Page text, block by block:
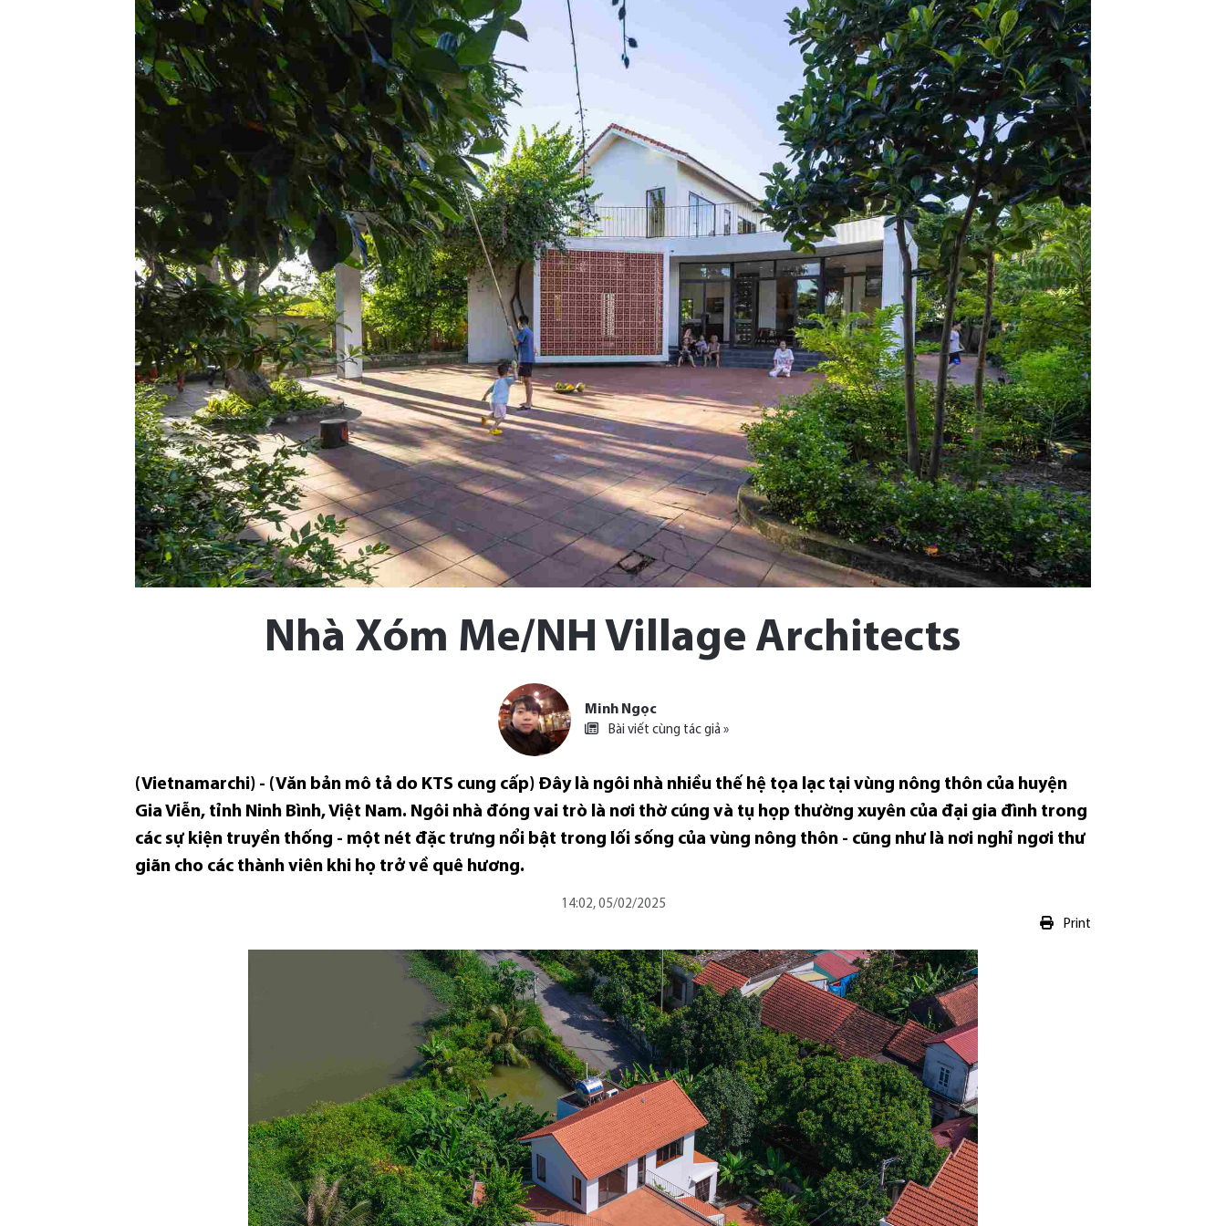
Nhà Xóm Me/NH Village Architects
Minh Ngọc
Bài viết cùng tác giả »
(Vietnamarchi) - (Văn bản mô tả do KTS cung cấp) Đây là ngôi nhà nhiều thế hệ tọa lạc tại vùng nông thôn của huyện
Gia Viễn, tỉnh Ninh Bình, Việt Nam. Ngôi nhà đóng vai trò là nơi thờ cúng và tụ họp thường xuyên của đại gia đình trong
các sự kiện truyền thống - một nét đặc trưng nổi bật trong lối sống của vùng nông thôn - cũng như là nơi nghỉ ngơi thư
giãn cho các thành viên khi họ trở về quê hương.
14:02, 05/02/2025
Print